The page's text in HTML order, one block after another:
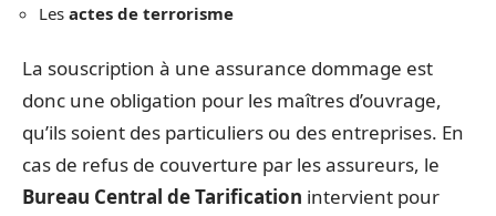
Les actes de terrorisme
La souscription à une assurance dommage est
donc une obligation pour les maîtres d’ouvrage,
qu’ils soient des particuliers ou des entreprises. En
cas de refus de couverture par les assureurs, le
Bureau Central de Tarification intervient pour